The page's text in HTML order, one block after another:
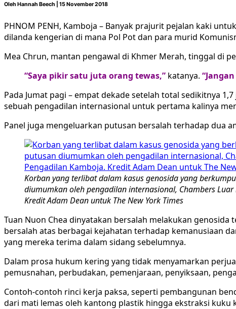
Oleh Hannah Beech | 15 November 2018
PHNOM PENH, Kamboja – Banyak prajurit pejalan kaki
dilanda kengerian di mana Pol Pot dan para murid
Mea Chrun, mantan pengawal di Khmer Merah, tinggal di
“Saya pikir satu juta orang tewas,” katanya.
Pada Jumat pagi – empat dekade setelah total sedikitnya
sebuah pengadilan internasional untuk pertama kalinya
Panel juga mengeluarkan putusan bersalah terhadap dua
Korban yang terlibat dalam kasus genosida yang
diumumkan oleh pengadilan internasional, Chambers
Kredit Adam Dean untuk The New York Times
Tuan Nuon Chea dinyatakan bersalah melakukan
bersalah atas berbagai kejahatan terhadap kemanusiaan
yang mereka terima dalam sidang sebelumnya.
Dalam prosa hukum kering yang tidak menyamarkan
pemusnahan, perbudakan, pemenjaraan, penyiksaan,
Contoh-contoh rinci kerja paksa, seperti pembangunan
dari mati lemas oleh kantong plastik hingga ekstraksi kuku